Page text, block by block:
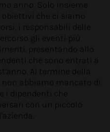
anno. Solo insieme
che ci siamo
i responsabili delle
gli eventi più
presentando allo
che sono entrati a
Al termine della
abbiamo mancato di
i dipendenti che
con un piccolo